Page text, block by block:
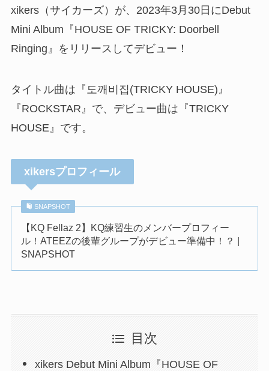
xikers（サイカーズ）が、2023年3月30日にDebut
Mini Album『HOUSE OF TRICKY: Doorbell
Ringing』をリリースしてデビュー！
タイトル曲は『도깨비집(TRICKY HOUSE)』
『ROCKSTAR』で、デビュー曲は『TRICKY
HOUSE』です。
xikersプロフィール
SNAPSHOT
【KQ Fellaz 2】KQ練習生のメンバープロフィー
ル！ATEEZの後輩グループがデビュー準備中！？ |
SNAPSHOT
目次
xikers Debut Mini Album『HOUSE OF